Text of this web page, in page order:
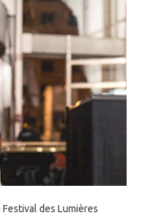
des Lumières